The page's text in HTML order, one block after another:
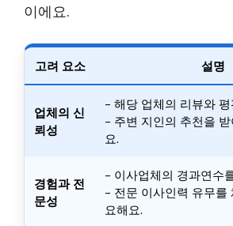
이에요.
고려 요소 설명
업체의 신
뢰성
– 해당 업체의 리뷰와
– 주변 지인의 추천을
요.
경험과 전
문성
– 이사업체의 경과연수
– 전문 이사인력 유무를
요해요.